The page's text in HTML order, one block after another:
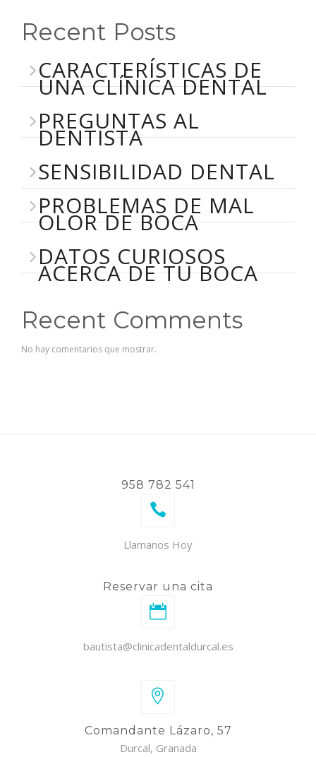
Recent Posts
CARACTERÍSTICAS DE
UNA CLÍNICA DENTAL
PREGUNTAS AL
DENTISTA
SENSIBILIDAD DENTAL
PROBLEMAS DE MAL
OLOR DE BOCA
DATOS CURIOSOS
ACERCA DE TU BOCA
Recent Comments
No hay comentarios que mostrar.
958 782 541
Llamanos Hoy
Reservar una cita
bautista@clinicadentaldurcal.es
Comandante Lázaro, 57
Durcal, Granada